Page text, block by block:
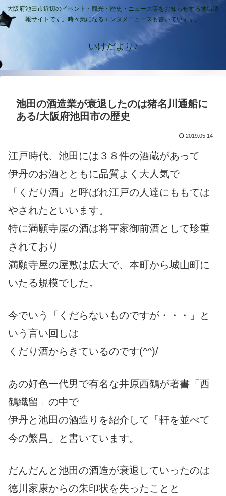
大阪府池田市近辺のイベント・観光・歴史・ニュース等をお知らせする地域情
報サイトです。時々気になるエンタメニュースも書いています。
いけだより♪
池田の酒造業が衰退したのは猪名川通船に
ある/大阪府池田市の歴史
2019.05.14
江戸時代、池田には３８件の酒蔵があって
伊丹のお酒とともに品質よく大人気で
「くだり酒」と呼ばれ江戸の人達にももては
やされたといいます。
特に満願寺屋の酒は将軍家御前酒として珍重
されており
満願寺屋の屋敷は広大で、本町から城山町に
いたる規模でした。
今でいう「くだらないものですが・・・」と
いう言い回しは
くだり酒からきているのです(^^)/
あの好色一代男で有名な井原西鶴が著書「西
鶴織留」の中で
伊丹と池田の酒造りを紹介して「軒を並べて
今の繁昌」と書いています。
だんだんと池田の酒造が衰退していったのは
徳川家康からの朱印状を失ったことと